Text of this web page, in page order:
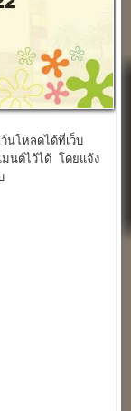
นโหลดได้ที่เว็บ
มนต์ไว้ได้ โดยแจ้ง